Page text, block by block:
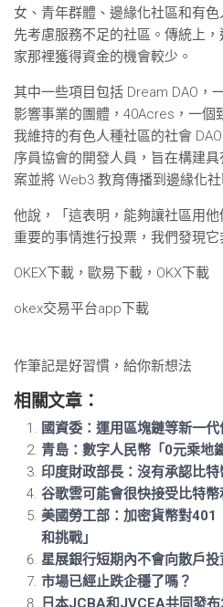
女、青年群體、邊緣化社區和有
先考慮服務不足的社區。傳統上
家那裡獲得資金的機會較少。
其中一些項目包括 Dream DAO，
影響事業的團體，40Acres，一個
我維持的有色人種社區的社會
序員協會的開發人員，旨在構建
案並將 Web3 教育傳播到邊緣化社
他說，「這表明，能夠讓社區用
重要的事情進行投票，我們發現它
OKEX下載，歐易下載，OKX下載
okex交易平台app下載
作筆記是好習慣，給你新想法
相關文章：
國資委：運用區塊鏈等新一
青島：數字人民幣「0元乘地
印度財政部長：沒有承認比
谷歌雲可能會很快接受比特
美國勞工部：加密貨幣對401
和挑戰」
星展銀行短期內不會向散戶
市場已經止跌企穩了嗎？
日本JCBA和JVCEA共同發